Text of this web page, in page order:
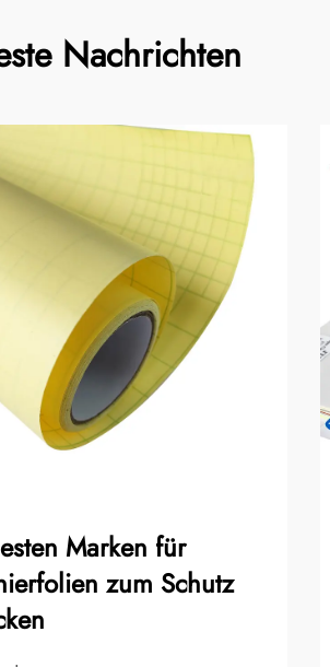
Nachrichten
Marken für
zum Schutz